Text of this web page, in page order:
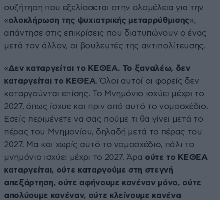
συζήτηση που εξελίσσεται στην ολομέλεια για την
«ολοκλήρωση της ψυχιατρικής μεταρρύθμισης»,
απάντησε στις επικρίσεις που διατυπώνουν ο ένας
μετά τον άλλον, οι βουλευτές της αντιπολίτευσης.
«Δεν καταργείται το ΚΕΘΕΑ. Το ξαναλέω, δεν
καταργείται το ΚΕΘΕΑ. Όλοι αυτοί οι φορείς δεν
καταργούνται επίσης. Το Μνημόνιο ισχύει μέχρι το
2027, όπως ίσχυε και πριν από αυτό το νομοσχέδιο.
Εσείς περιμένετε να σας πούμε τι θα γίνει μετά το
πέρας του Μνημονίου, δηλαδή μετά το πέρας του
2027. Μα και χωρίς αυτό το νομοσχέδιο, πάλι το
μνημόνιο ισχύει μέχρι το 2027. Άρα ούτε το ΚΕΘΕΑ
καταργείται, ούτε καταργούμε στη στεγνή
απεξάρτηση, ούτε αφήνουμε κανέναν μόνο, ούτε
απολύουμε κανέναν, ούτε κλείνουμε κανένα